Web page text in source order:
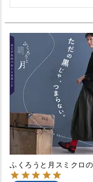
ふくろうと月スミクロ